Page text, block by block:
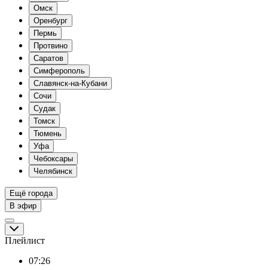
Омск
Оренбург
Пермь
Протвино
Саратов
Симферополь
Славянск-на-Кубани
Сочи
Судак
Томск
Тюмень
Уфа
Чебоксары
Челябинск
Ещё города
В эфир
Плейлист
07:26